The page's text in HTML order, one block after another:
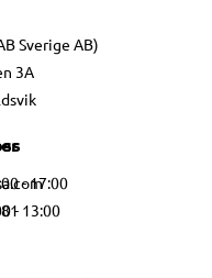
Sverige AB)
3A
- 17:00
- 13:00